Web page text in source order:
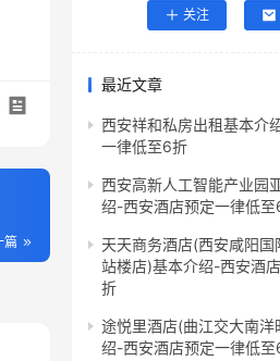
篇
关注
最近文章
西安祥和私房出租基本介
一律低至6折
西安高新人工智能产业园
绍-西安酒店预定一律低至
天天商务酒店(西安咸阳
站楼店)基本介绍-西安酒
折
途悦里酒店(曲江交大南洋
绍-西安酒店预定一律低至